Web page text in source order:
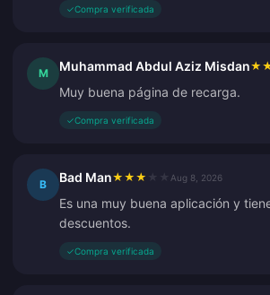
✓Compra verificada
M Muhammad Abdul Aziz Misdan★
Muy buena página de recarga.
✓Compra verificada
B Bad Man★ ★ ★ Aug 8, 2026
Es una muy buena aplicación y
descuentos.
✓Compra verificada